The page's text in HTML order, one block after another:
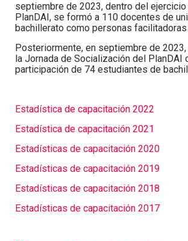
septiembre de 2023, dentro del
PlanDAI, se formó a 110 docentes de
bachillerato como personas facilitadoras
Posteriormente, en septiembre de
la Jornada de Socialización del PlanDAI
participación de 74 estudiantes de
Estadística de capacitación 2022
Estadística de capacitación 2021
Estadísticas de capacitación 2020
Estadísticas de capacitación 2019
Estadísticas de capacitación 2018
Estadísticas de capacitación 2017